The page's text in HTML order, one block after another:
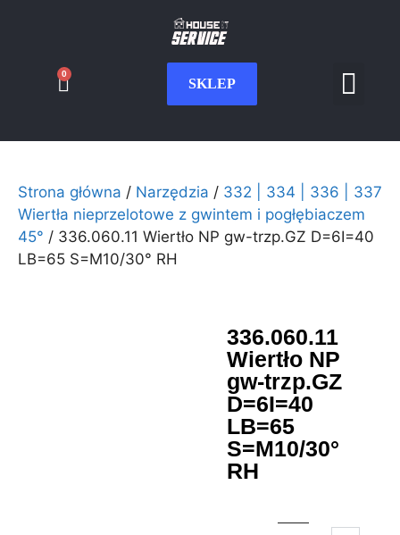
SKLEP
0
Strona główna / Narzędzia / 332 | 334 | 336 | 337
Wiertła nieprzelotowe z gwintem i pogłębiaczem
45° / 336.060.11 Wiertło NP gw-trzp.GZ D=6I=40
LB=65 S=M10/30° RH
336.060.11
Wiertło NP
gw-trzp.GZ
D=6I=40
LB=65
S=M10/30°
RH